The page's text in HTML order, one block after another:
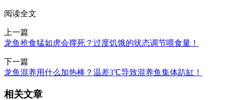
阅读全文
上一篇
龙鱼抢食猛如虎会撑死？过度饥饿的状态调节喂食量！
下一篇
龙鱼混养用什么加热棒？温差3℃导致混养鱼集体趴缸！
相关文章